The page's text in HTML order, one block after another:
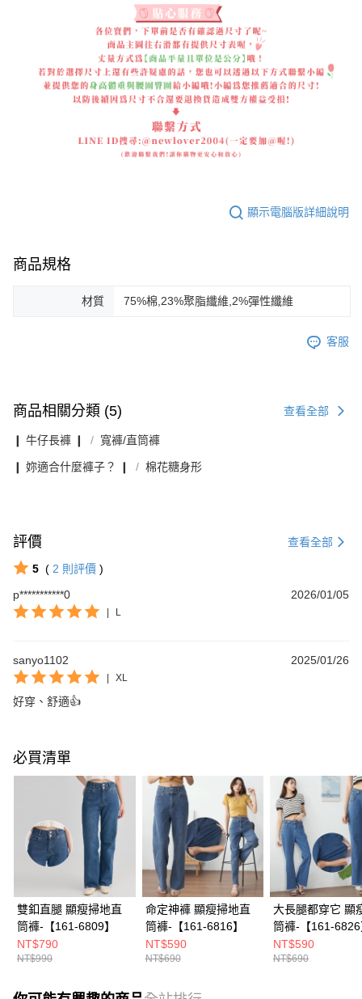
顯示電腦版詳細說明
商品規格
材質 75%棉,23%聚脂纖維,2%彈性纖維
客服
商品相關分類 (5) 查看全部
❙ 牛仔長褲 ❙ 寬褲/直筒褲
❙ 妳適合什麼褲子？ ❙ 棉花糖身形
評價 查看全部
5 ( 2 則評價 )
p***********0
2026/01/05
| L
sanyo1102 2025/01/26
| XL
好穿、舒適👍
必買清單
雙釦直腿 顯瘦掃地直
筒褲-【161-6809】
NT$790
NT$990
命定神褲 顯瘦掃地直
筒褲-【161-6816】
NT$590
NT$690
大長腿都穿它 顯
筒褲-【161-
NT$590
NT$690